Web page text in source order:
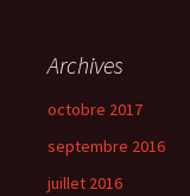
Archives
octobre 2017
septembre 2016
juillet 2016